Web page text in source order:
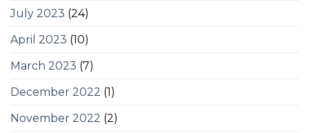
July 2023 (24)
April 2023 (10)
March 2023 (7)
December 2022 (1)
November 2022 (2)